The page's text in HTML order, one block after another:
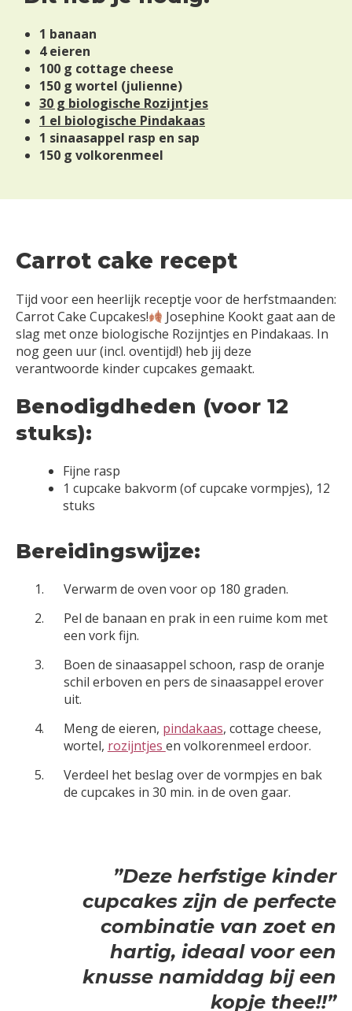
1 banaan
4 eieren
100 g cottage cheese
150 g wortel (julienne)
30 g biologische Rozijntjes
1 el biologische Pindakaas
1 sinaasappel rasp en sap
150 g volkorenmeel
Carrot cake recept
Tijd voor een heerlijk receptje voor de herfstmaanden:
Carrot Cake Cupcakes!
Josephine Kookt gaat aan de
slag met onze biologische Rozijntjes en Pindakaas. In
nog geen uur (incl. oventijd!) heb jij deze
verantwoorde kinder cupcakes gemaakt.
Benodigdheden (voor 12
stuks):
Fijne rasp
1 cupcake bakvorm (of cupcake vormpjes), 12
stuks
Bereidingswijze:
Verwarm de oven voor op 180 graden.
Pel de banaan en prak in een ruime kom met
een vork fijn.
Boen de sinaasappel schoon, rasp de oranje
schil erboven en pers de sinaasappel erover
uit.
Meng de eieren, pindakaas, cottage cheese,
wortel, rozijntjes en volkorenmeel erdoor.
Verdeel het beslag over de vormpjes en bak
de cupcakes in 30 min. in de oven gaar.
”Deze herfstige kinder
cupcakes zijn de perfecte
combinatie van zoet en
hartig, ideaal voor een
knusse namiddag bij een
kopje thee!!”